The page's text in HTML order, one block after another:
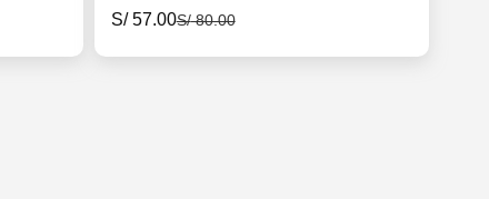
S/80.00
S/57.00